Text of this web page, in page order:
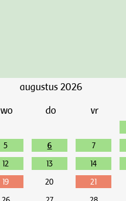
augustus 2026
wo do vr
5 6 7
12 13 14
19 20 21